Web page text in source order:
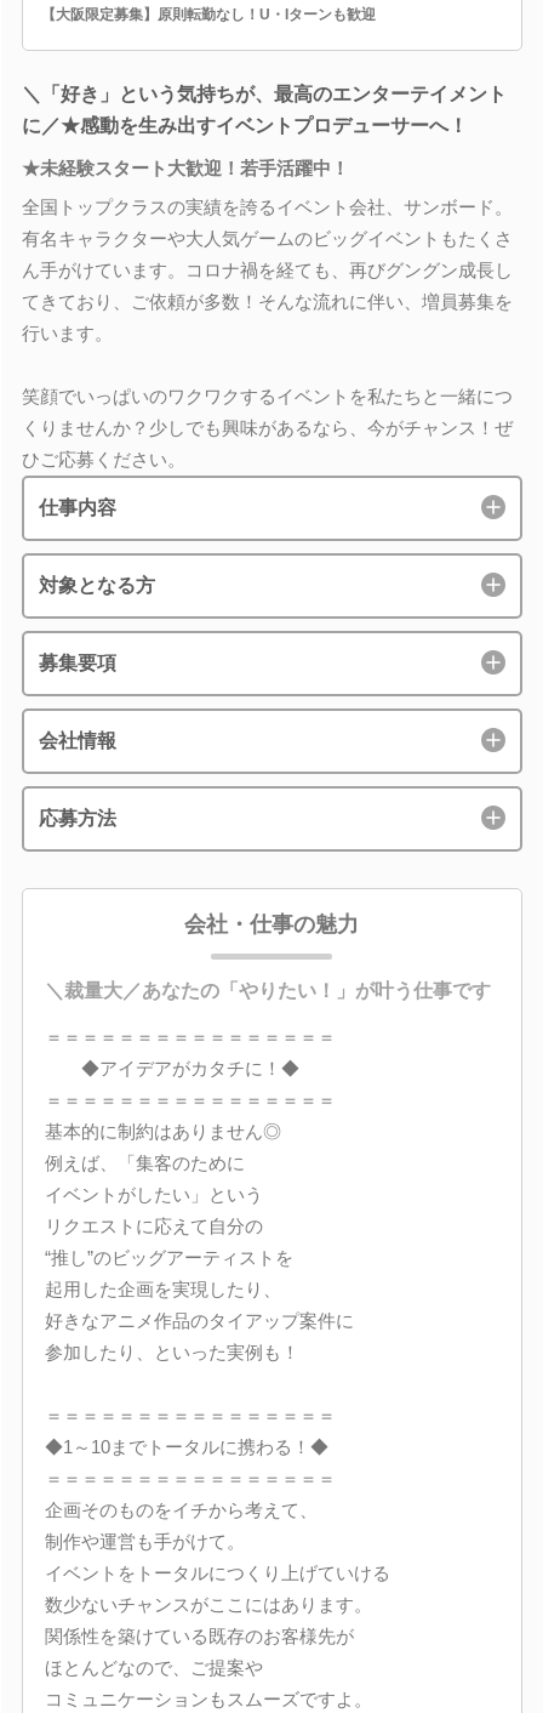
【大阪限定募集】原則転勤なし！U・Iターンも歓迎
＼「好き」という気持ちが、最高のエンターテイメント
に／★感動を生み出すイベントプロデューサーへ！
★未経験スタート大歓迎！若手活躍中！
全国トップクラスの実績を誇るイベント会社、サンボード。
有名キャラクターや大人気ゲームのビッグイベントもたくさ
ん手がけています。コロナ禍を経ても、再びグングン成長し
てきており、ご依頼が多数！そんな流れに伴い、増員募集を
行います。
笑顔でいっぱいのワクワクするイベントを私たちと一緒につ
くりませんか？少しでも興味があるなら、今がチャンス！ぜ
ひご応募ください。
仕事内容
対象となる方
募集要項
会社情報
応募方法
会社・仕事の魅力
＼裁量大／あなたの「やりたい！」が叶う仕事です
＝＝＝＝＝＝＝＝＝＝＝＝＝＝＝＝
◆アイデアがカタチに！◆
＝＝＝＝＝＝＝＝＝＝＝＝＝＝＝＝
基本的に制約はありません◎
例えば、「集客のために
イベントがしたい」という
リクエストに応えて自分の
“推し”のビッグアーティストを
起用した企画を実現したり、
好きなアニメ作品のタイアップ案件に
参加したり、といった実例も！
＝＝＝＝＝＝＝＝＝＝＝＝＝＝＝＝
◆1～10までトータルに携わる！◆
＝＝＝＝＝＝＝＝＝＝＝＝＝＝＝＝
企画そのものをイチから考えて、
制作や運営も手がけて。
イベントをトータルにつくり上げていける
数少ないチャンスがここにはあります。
関係性を築けている既存のお客様先が
ほとんどなので、ご提案や
コミュニケーションもスムーズですよ。